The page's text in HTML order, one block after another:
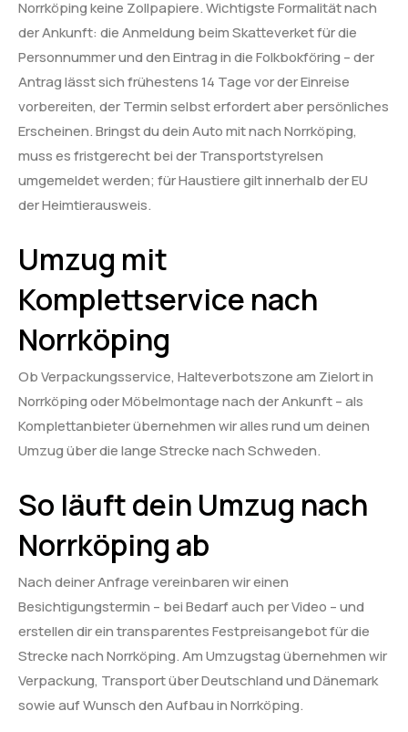
Norrköping keine Zollpapiere. Wichtigste Formalität nach
der Ankunft: die Anmeldung beim Skatteverket für die
Personnummer und den Eintrag in die Folkbokföring – der
Antrag lässt sich frühestens 14 Tage vor der Einreise
vorbereiten, der Termin selbst erfordert aber persönliches
Erscheinen. Bringst du dein Auto mit nach Norrköping,
muss es fristgerecht bei der Transportstyrelsen
umgemeldet werden; für Haustiere gilt innerhalb der EU
der Heimtierausweis.
Umzug mit
Komplettservice nach
Norrköping
Ob Verpackungsservice, Halteverbotszone am Zielort in
Norrköping oder Möbelmontage nach der Ankunft – als
Komplettanbieter übernehmen wir alles rund um deinen
Umzug über die lange Strecke nach Schweden.
So läuft dein Umzug nach
Norrköping ab
Nach deiner Anfrage vereinbaren wir einen
Besichtigungstermin – bei Bedarf auch per Video – und
erstellen dir ein transparentes Festpreisangebot für die
Strecke nach Norrköping. Am Umzugstag übernehmen wir
Verpackung, Transport über Deutschland und Dänemark
sowie auf Wunsch den Aufbau in Norrköping.